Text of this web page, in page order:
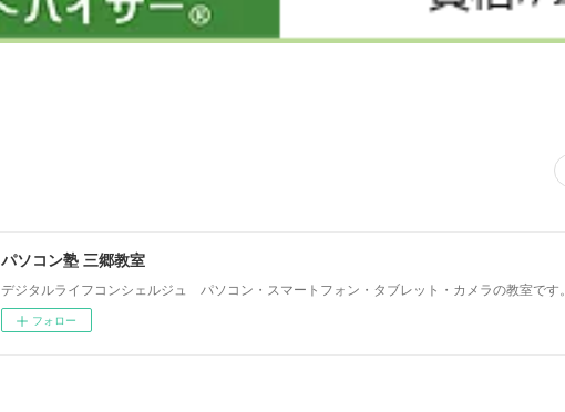
パソコン塾 三郷教室
デジタルライフコンシェルジュ パソコン・スマートフォン・タブレット・カメラの教室です。
フォロー